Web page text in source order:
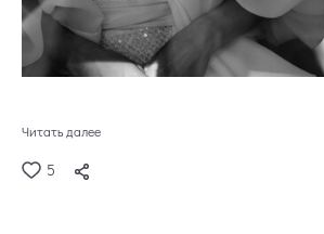
Читать далее
5